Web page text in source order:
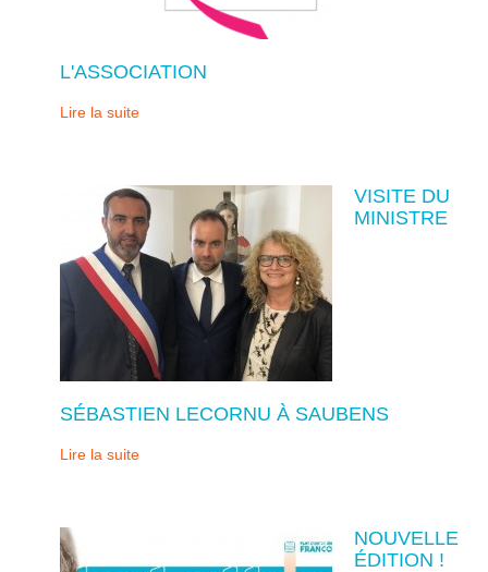
L'ASSOCIATION
Lire la suite
VISITE DU
MINISTRE
SÉBASTIEN LECORNU À SAUBENS
Lire la suite
NOUVELLE
ÉDITION !